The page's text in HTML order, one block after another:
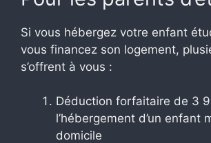
Si vous hébergez votre enfant
vous financez son logement,
s’offrent à vous :
Déduction forfaitaire de 3
l’hébergement d’un enfant
domicile